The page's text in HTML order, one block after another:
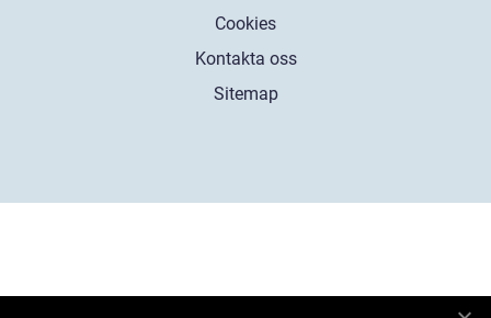
Cookies
Kontakta oss
Sitemap